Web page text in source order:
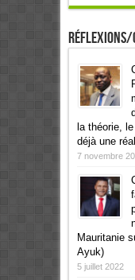
Réflexions/
la théorie,
déjà une
7 novembre
Mauritanie
Ayuk)
5 juillet 2022